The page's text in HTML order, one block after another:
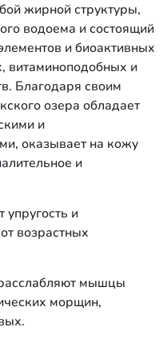
жирной структуры,
водоема и состоящий
и биоактивных
витаминоподобных и
Благодаря своим
озера обладает
и
оказывает на кожу
и
и
возрастных
мышцы
морщин,